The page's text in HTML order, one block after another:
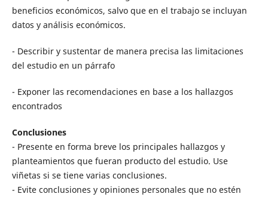
beneficios económicos, salvo que en el trabajo se incluyan
datos y análisis económicos.
- Describir y sustentar de manera precisa las limitaciones
del estudio en un párrafo
- Exponer las recomendaciones en base a los hallazgos
encontrados
Conclusiones
- Presente en forma breve los principales hallazgos y
planteamientos que fueran producto del estudio. Use
viñetas si se tiene varias conclusiones.
- Evite conclusiones y opiniones personales que no estén